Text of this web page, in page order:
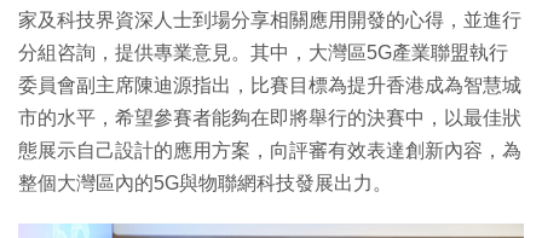
家及科技界資深人士到場分享相關應用開發的心得，並進行
分組咨詢，提供專業意見。其中，大灣區5G產業聯盟執行
委員會副主席陳迪源指出，比賽目標為提升香港成為智慧城
市的水平，希望參賽者能夠在即將舉行的決賽中，以最佳狀
態展示自己設計的應用方案，向評審有效表達創新內容，為
整個大灣區內的5G與物聯網科技發展出力。